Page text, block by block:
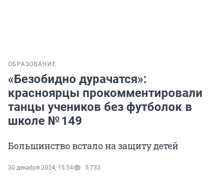
ОБРАЗОВАНИЕ
«Безобидно дурачатся»:
красноярцы прокомментировали
танцы учеников без футболок в
школе № 149
Большинство встало на защиту детей
30 декабря 2024, 15:34 5 733